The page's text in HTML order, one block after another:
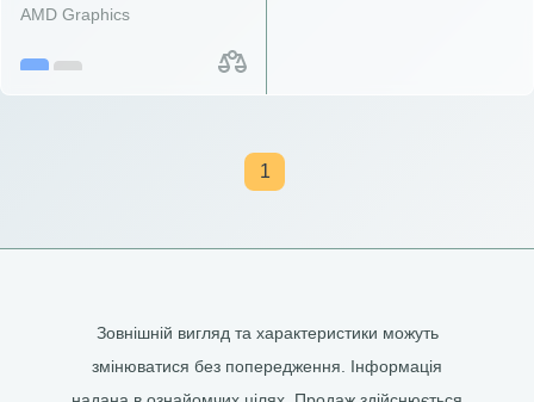
AMD Graphics
1
Зовнішній вигляд та характеристики можуть
змінюватися без попередження. Інформація